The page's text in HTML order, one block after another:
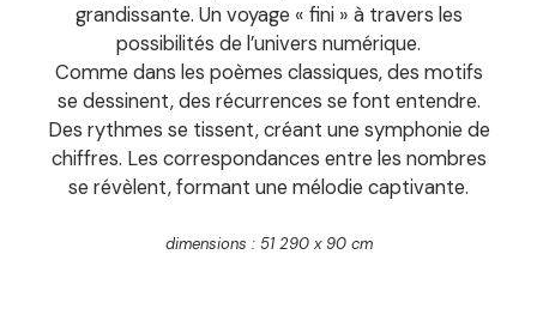
grandissante. Un voyage « fini » à travers les
possibilités de l’univers numérique.
Comme dans les poèmes classiques, des motifs
se dessinent, des récurrences se font entendre.
Des rythmes se tissent, créant une symphonie de
chiffres. Les correspondances entre les nombres
se révèlent, formant une mélodie captivante.
dimensions : 51 290 x 90 cm